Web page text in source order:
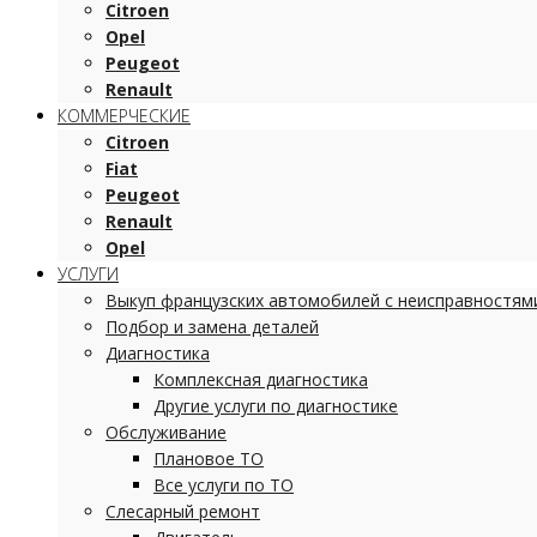
Citroen
Opel
Peugeot
Renault
КОММЕРЧЕСКИЕ
Citroen
Fiat
Peugeot
Renault
Opel
УСЛУГИ
Выкуп французских автомобилей с
Подбор и замена деталей
Диагностика
Комплексная диагностика
Другие услуги по диагностике
Обслуживание
Плановое ТО
Все услуги по ТО
Слесарный ремонт